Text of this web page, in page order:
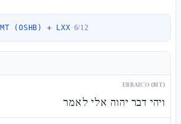
MT (OSHB) + LXX· 6/12
EBRAICO (MT)
ויהי דבר יהוה אלי לאמר